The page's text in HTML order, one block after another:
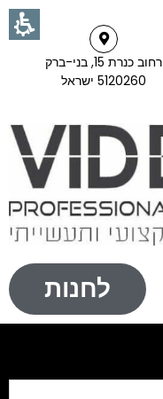
רחוב כנרת 15, בני-ברק
5120260 ישראל
לחנות